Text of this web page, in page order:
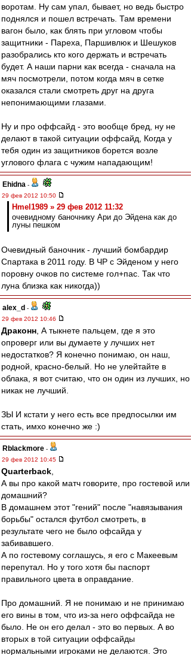
воротам. Ну сам упал, бывает, но ведь быстро
поднялся и пошел встречать. Там времени
вагон было, как блять при угловом чтобы
защитники - Пареха, Паршивлюк и Шешуков
разобрались кто кого держать и встречать
будет. А наши парни как всегда - сначала на
мяч посмотрели, потом когда мяч в сетке
оказался стали смотреть друг на друга
непонимающими глазами.
Ну и про оффсайд - это вообще бред, ну не
делают в такой ситуации оффсайд, Когда у
тебя один из защитников борется возле
углового флага с чужим нападающим!
Ehidna -
29 фев 2012 10:50
Hmel1989 » 29 фев 2012 11:32
очевидному баночнику Ари до Эйдена как до
луны пешком
Очевидный баночник - лучший бомбардир
Спартака в 2011 году. В ЧР с Эйденом у него
поровну очков по системе гол+пас. Так что
луна близка как никогда))
alex_d -
29 фев 2012 10:46
Драконн , А тыкнете пальцем, где я это
опроверг или вы думаете у лучших нет
недостатков? Я конечно понимаю, он наш,
родной, красно-белый. Но не улейтайте в
облака, я вот считаю, что он один из лучших, но
никак не лучший.
ЗЫ И кстати у него есть все предпосылки им
стать, имхо конечно же :)
Rblackmore -
29 фев 2012 10:45
Quarterback
А вы про какой матч говорите, про гостевой или
домашний?
В домашнем этот "гений" после "навязывания
борьбы" остался футбол смотреть, в
результате чего не было офсайда у
забивавшего.
А по гостевому соглашусь, я его с Макеевым
перепутал. Но у того хотя бы паспорт
правильного цвета в оправдание.
Про домашний. Я не понимаю и не принимаю
его вины в том, что из-за него оффсайда не
было. Не он его делал - это во первых. А во
вторых в той ситуации оффсайды
нормальными игроками не делаются. Это